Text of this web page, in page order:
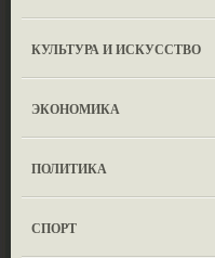
КУЛЬТУРА И ИСКУССТВО
ЭКОНОМИКА
ПОЛИТИКА
СПОРТ